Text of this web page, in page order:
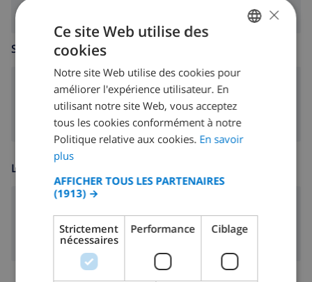
SALLE DE SÉJOUR
poêle (bois)
LOISIR
DUTCH
SPANISH
GERMAN
DANISH
×
Ce site Web utilise des
cookies
Notre site Web utilise des cookies pour
améliorer l'expérience utilisateur. En
utilisant notre site Web, vous acceptez
tous les cookies conformément à notre
Politique relative aux cookies. En savoir
plus
AFFICHER TOUS LES PARTENAIRES
(1913) →
Strictement
nécessaires
Performance Ciblage